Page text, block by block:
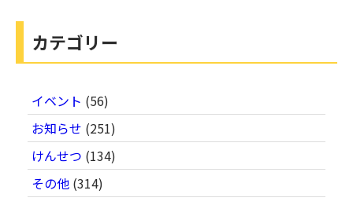
カテゴリー
イベント (56)
お知らせ (251)
けんせつ (134)
その他 (314)